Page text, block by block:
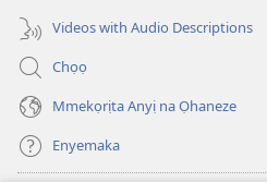
ga-
anọ
gụọ
ya)
ị
ga-
anọ
gụọ
ya)
Videos with Audio Descriptions
Chọọ
Mmekọrịta Anyị na Ọhaneze
Enyemaka